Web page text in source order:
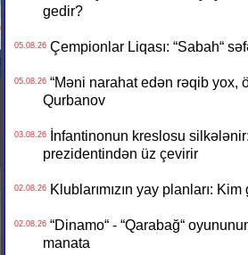
gedir?
05.08.26Çempionlar Liqası: “Sabah“
05.08.26“Məni narahat edən rəqib yox,
Qurbanov
03.08.26İnfantinonun kreslosu
prezidentindən üz çevirir
02.08.26Klublarımızın yay planları:
02.08.26“Dinamo“ - “Qarabağ“
manata